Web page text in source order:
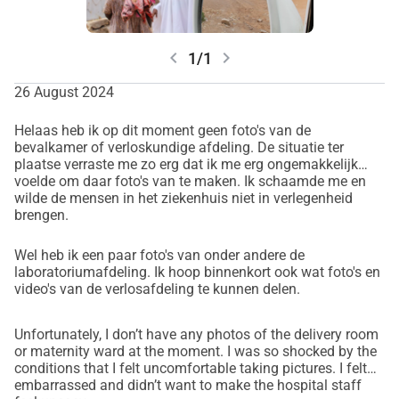
Het brak mijn hart om te zien hoe beperkt de middelen zijn
en hoe groot de nood is om deze faciliteiten te verbeteren.
Daarom wil ik geld inzamelen om ervoor te zorgen dat de
vrouwen in Garadag ook kunnen bevallen in een omgeving
die hen de zorg en hygiëne biedt die ze verdienen.
Wat is ons doel:
Met uw hulp willen we:
- De bevalkamer renoveren en voorzien van essentiële
apparatuur.
een veilige start te geven.
- Voorlichting en trainingen voor het personeel
Jouw steun maakt het verschil:
Elke donatie, groot of klein, brengt ons dichter bij ons doel.
Ik hoop dat jullie met mij meevoelen en deze vrouwen een
chevron_left 1/1 chevron_right
26 August 2024
Helaas heb ik op dit moment geen foto's van de
bevalkamer of verloskundige afdeling. De situatie ter
plaatse verraste me zo erg dat ik me erg ongemakkelijk
voelde om daar foto's van te maken. Ik schaamde me en
wilde de mensen in het ziekenhuis niet in verlegenheid
brengen.
Wel heb ik een paar foto's van onder andere de
laboratoriumafdeling. Ik hoop binnenkort ook wat foto's en
video's van de verlosafdeling te kunnen delen.
Unfortunately, I don’t have any photos of the delivery room
or maternity ward at the moment. I was so shocked by the
conditions that I felt uncomfortable taking pictures. I felt
embarrassed and didn’t want to make the hospital staff